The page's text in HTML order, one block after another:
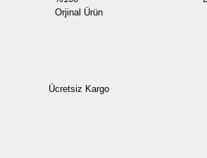
Orjinal Ürün
Ücretsiz Kargo